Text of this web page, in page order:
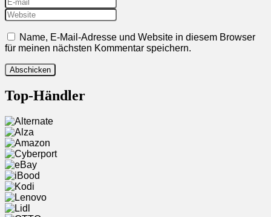
Name, E-Mail-Adresse und Website in diesem Browser
für meinen nächsten Kommentar speichern.
Top-Händler